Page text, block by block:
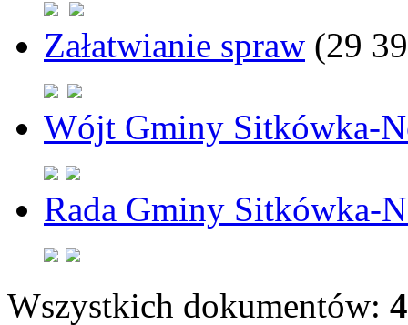
Załatwianie spraw (29
Wójt Gminy Sitkówka-
Rada Gminy Sitkówka-
Wszystkich dokumentów: